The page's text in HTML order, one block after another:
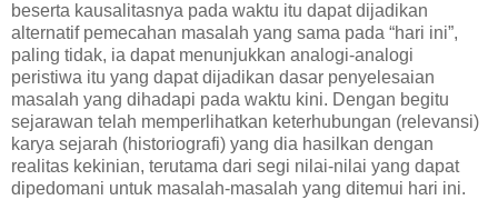
beserta kausalitasnya pada waktu itu dapat dijadikan
alternatif pemecahan masalah yang sama pada “hari ini”,
paling tidak, ia dapat menunjukkan analogi-analogi
peristiwa itu yang dapat dijadikan dasar penyelesaian
masalah yang dihadapi pada waktu kini. Dengan begitu
sejarawan telah memperlihatkan keterhubungan (relevansi)
karya sejarah (historiografi) yang dia hasilkan dengan
realitas kekinian, terutama dari segi nilai-nilai yang dapat
dipedomani untuk masalah-masalah yang ditemui hari ini.